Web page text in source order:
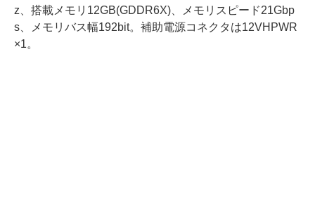
z、搭載メモリ12GB(GDDR6X)、メモリスピード21Gbp
s、メモリバス幅192bit。補助電源コネクタは12VHPWR
×1。